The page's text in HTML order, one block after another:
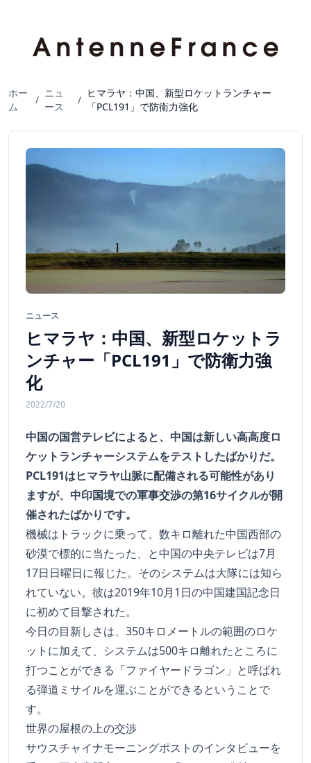
ホー
ム
/
ニュ
ース
/
ヒマラヤ：中国、新型ロケットランチャー
「PCL191」で防衛力強化
ニュース
ヒマラヤ：中国、新型ロケットラ
ンチャー「PCL191」で防衛力強
化
2022/7/20
中国の国営テレビによると、中国は新しい高高度ロ
ケットランチャーシステムをテストしたばかりだ。
PCL191はヒマラヤ山脈に配備される可能性があり
ますが、中印国境での軍事交渉の第16サイクルが開
催されたばかりです。
機械はトラックに乗って、数キロ離れた中国西部の
砂漠で標的に当たった、と中国の中央テレビは7月
17日日曜日に報じた。そのシステムは大隊には知ら
れていない。彼は2019年10月1日の中国建国記念日
に初めて目撃された。
今日の目新しさは、350キロメートルの範囲のロケ
ットに加えて、システムは500キロ離れたところに
打つことができる「ファイヤードラゴン」と呼ばれ
る弾道ミサイルを運ぶことができるということで
す。
世界の屋根の上の交渉
サウスチャイナモーニングポストのインタビューを